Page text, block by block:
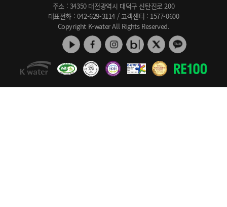
주소 : 34350 대전광역시 대덕구 신탄진로 200
대표전화 : 042-629-3114 / 고객센터 : 1577-0600
Copyright K-water All Rights Reserved.